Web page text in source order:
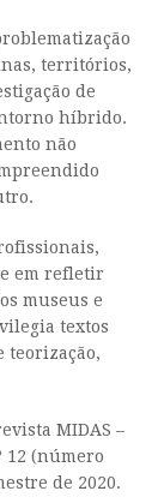
territórios,
de
híbrido.
não
em refletir
museus e
textos
teorização,
MIDAS –
12 (número
de 2020.